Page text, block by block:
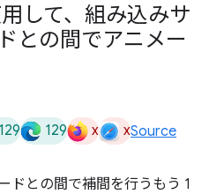
して、組み込みサ
との間でアニメー
129 129 x xSource
ドとの間で補間を行うもう 1